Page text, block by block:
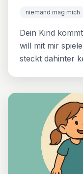
versteht
niemand mag mich
Dein Kind
will mit mir
steckt dahinter
soziale Stärke